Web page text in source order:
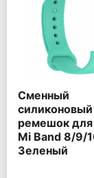
Сменный
силиконовый
ремешок для
Mi Band 8/9/
Зеленый